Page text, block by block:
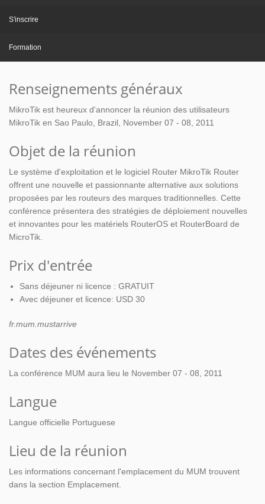
S'inscrire
Formation
Renseignements généraux
MikroTik est heureux d'annoncer la réunion des utilisateurs
MikroTik en Sao Paulo, Brazil, November 07 - 08, 2011
Objet de la réunion
Le système d'exploitation et le logiciel Router MikroTik Router
offrent une nouvelle et passionnante alternative aux solutions
proposées par les routeurs des marques traditionnelles. Cette
conférence présentera des stratégies de déploiement nouvelles
et innovantes pour les matériels RouterOS et RouterBoard de
MicroTik.
Prix d'entrée
Sans déjeuner ni licence : GRATUIT
Avec déjeuner et licence: USD 30
fr.mum.mustarrive
Dates des événements
La conférence MUM aura lieu le November 07 - 08, 2011
Langue
Langue officielle Portuguese
Lieu de la réunion
Les informations concernant l'emplacement du MUM trouvent
dans la section Emplacement.